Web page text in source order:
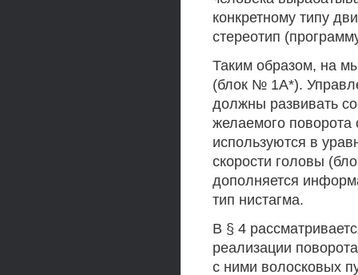
конкретному типу
стереотип
Таким образом, на
(блок № 1А*).
должны развивать
желаемого
используются в
скорости головы
дополняется
тип нистагма.
В § 4
реализации
с ними волосковых